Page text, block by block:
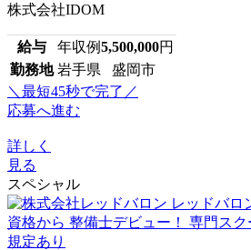
株式会社IDOM
給与 年収例5,500,000円
勤務地 岩手県 盛岡市
＼最短45秒で完了／
応募へ進む
詳しく
見る
スペシャル